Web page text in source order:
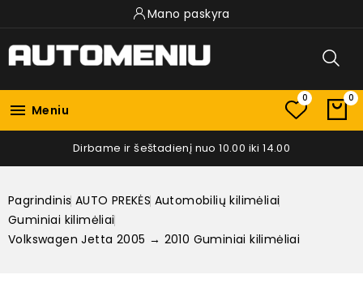
Mano paskyra
 Meniu
0 0
Dirbame ir šeštadienį nuo 10.00 iki 14.00
Pagrindinis AUTO PREKĖS Automobilių kilimėliai
Guminiai kilimėliai
Volkswagen Jetta 2005 → 2010 Guminiai kilimėliai